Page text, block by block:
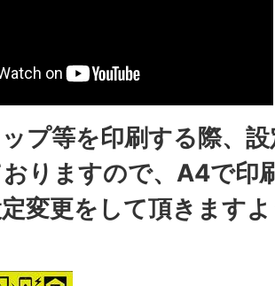
プ等を印刷する際、
りますので、A4で印
変更をして頂きます